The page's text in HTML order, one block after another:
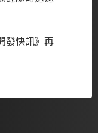
發快訊》再